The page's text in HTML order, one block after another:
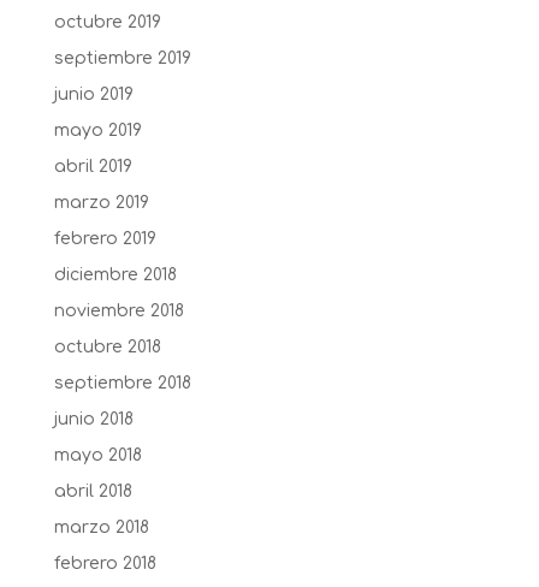
octubre 2019
septiembre 2019
junio 2019
mayo 2019
abril 2019
marzo 2019
febrero 2019
diciembre 2018
noviembre 2018
octubre 2018
septiembre 2018
junio 2018
mayo 2018
abril 2018
marzo 2018
febrero 2018